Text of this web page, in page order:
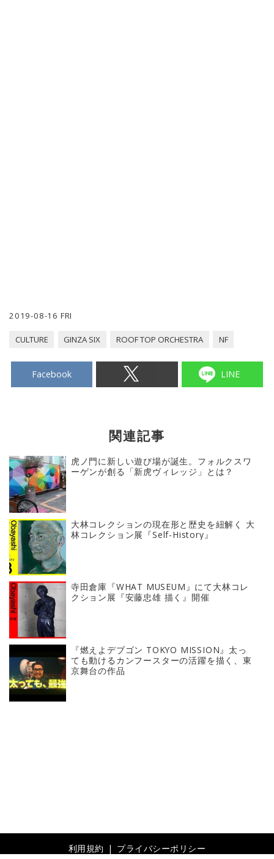
2019-08-16 FRI
CULTURE GINZA SIX ROOF TOP ORCHESTRA NF
Facebook LINE
関連記事
虎ノ門に新しい遊び場が誕生。フォルクスワ
ーゲンが創る「新虎ヴィレッジ」とは？
大林コレクションの現在形と歴史を紐解く 大
林コレクション展『Self-History』
寺田倉庫『WHAT MUSEUM』にて大林コレ
クション展『安藤忠雄 描く』開催
『燃えよデブゴン TOKYO MISSION』太っ
ても動けるカンフースターの活躍を描く、東
京舞台の作品
利用規約
プライバシーポリシー